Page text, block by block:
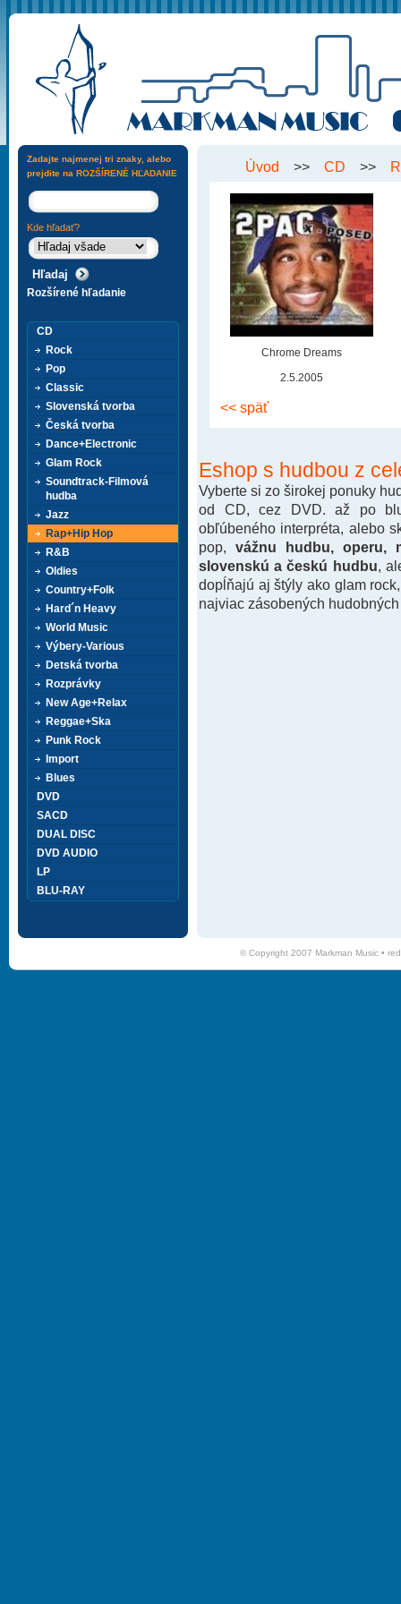
Úvod >> CD >>
Chrome Dreams
2.5.2005
<< späť
Eshop s hudbou z
Vyberte si zo širokej ponuky
od CD, cez DVD. až po
obľúbeného interpréta, alebo
pop, vážnu hudbu, operu,
slovenskú a českú hudbu ,
dopĺňajú aj štýly ako glam
najviac zásobených
Zadajte najmenej tri znaky, alebo
prejdite na ROZŠÍRENÉ HĽADANIE
Kde hľadať?
Rozšírené hľadanie
CD
Rock
Pop
Classic
Slovenská tvorba
Česká tvorba
Dance+Electronic
Glam Rock
Soundtrack-Filmová
hudba
Jazz
Rap+Hip Hop
R&B
Oldies
Country+Folk
Hard´n Heavy
World Music
Výbery-Various
Detská tvorba
Rozprávky
New Age+Relax
Reggae+Ska
Punk Rock
Import
Blues
DVD
SACD
DUAL DISC
DVD AUDIO
LP
BLU-RAY
© Copyright 2007 Markman Music •